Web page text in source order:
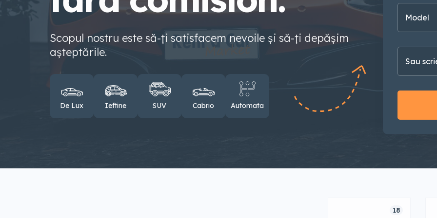
Scopul nostru este să-ți satisfacem nevoile și să-ți depășim
așteptările.
De Lux Ieftine SUV Cabrio Automata
Model
18